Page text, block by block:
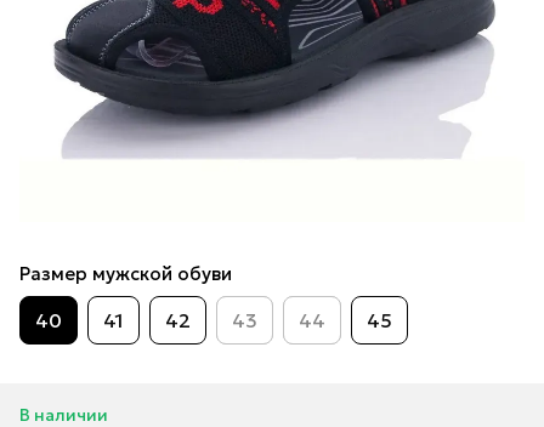
Размер мужской обуви
40 41 42 43 44 45
В наличии